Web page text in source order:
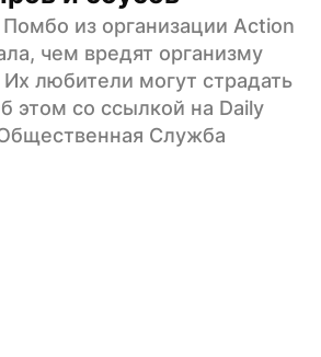
из организации Action
чем вредят организму
любители могут страдать
этом со ссылкой на Daily
Служба